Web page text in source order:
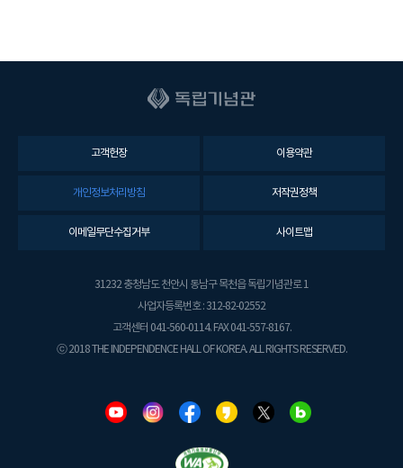
고객헌장 이용약관
개인정보처리방침 저작권정책
이메일무단수집거부 사이트맵
31232 충청남도 천안시 동남구 목천읍 독립기념관로 1
사업자등록번호 : 312-82-02552
고객센터 041-560-0114. FAX 041-557-8167.
ⓒ 2018 THE INDEPENDENCE HALL OF KOREA. ALL RIGHTS RESERVED.